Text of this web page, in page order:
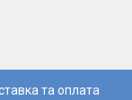
та оплата